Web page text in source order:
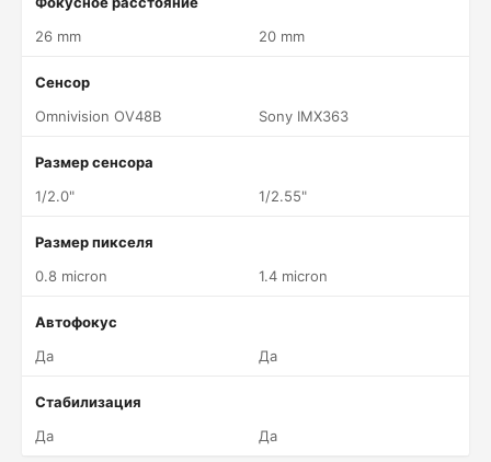
26 mm
20 mm
Сенсор
Omnivision OV48B
Sony IMX363
Размер сенсора
1/2.0"
1/2.55"
Размер пикселя
0.8 micron
1.4 micron
Автофокус
Да
Да
Стабилизация
Да
Да